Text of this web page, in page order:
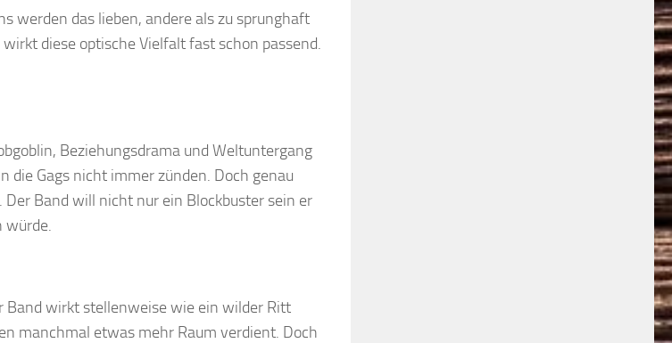
werden das lieben, andere als zu sprunghaft
diese optische Vielfalt fast schon passend.
Beziehungsdrama und Weltuntergang
die Gags nicht immer zünden. Doch genau
Band will nicht nur ein Blockbuster sein er
würde.
Band wirkt stellenweise wie ein wilder Ritt
manchmal etwas mehr Raum verdient. Doch